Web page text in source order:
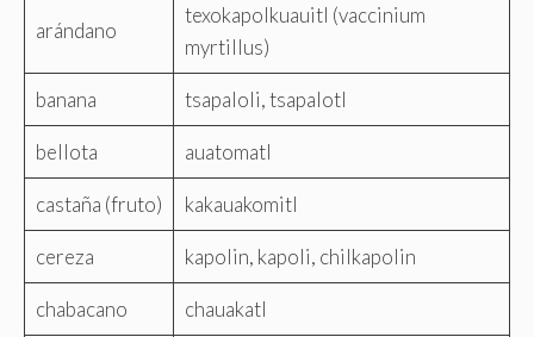
arándano
texokapolkuauitl (vaccinium
myrtillus)
banana tsapaloli, tsapalotl
bellota auatomatl
castaña (fruto) kakauakomitl
cereza kapolin, kapoli, chilkapolin
chabacano chauakatl